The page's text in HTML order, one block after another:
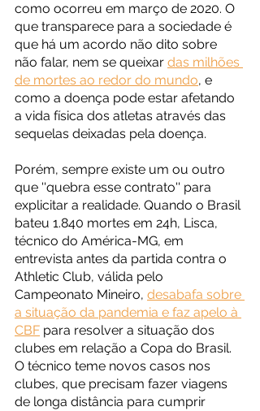
como ocorreu em março de 2020. O
que transparece para a sociedade é
que há um acordo não dito sobre
não falar, nem se queixar das milhões
de mortes ao redor do mundo, e
como a doença pode estar afetando
a vida física dos atletas através das
sequelas deixadas pela doença.
Porém, sempre existe um ou outro
que ''quebra esse contrato'' para
explicitar a realidade. Quando o Brasil
bateu 1.840 mortes em 24h, Lisca,
técnico do América-MG, em
entrevista antes da partida contra o
Athletic Club, válida pelo
Campeonato Mineiro, desabafa sobre
a situação da pandemia e faz apelo à
CBF para resolver a situação dos
clubes em relação a Copa do Brasil.
O técnico teme novos casos nos
clubes, que precisam fazer viagens
de longa distância para cumprir